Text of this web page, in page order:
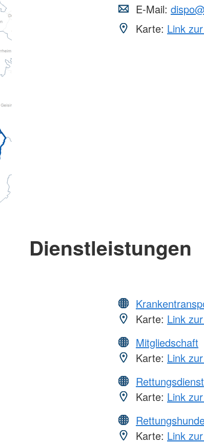
E-Mail:
Karte: Link
Dienstleistungen
Karte: Link
Mitgliedschaft
Karte: Link
Rettungsdienst
Karte: Link
Karte: Link